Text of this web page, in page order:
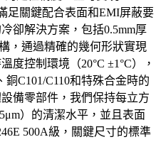
足關鍵配合表面和EMI屏蔽要
卻解決方案，包括0.5mm厚
，通過精確的幾何形狀實現
度控制環境（20°C ±1°C），
銅C101/C110和特殊合金時的
備零部件，我們保持每立方
）的清潔水平，並且表面
500A級，關鍵尺寸的標準